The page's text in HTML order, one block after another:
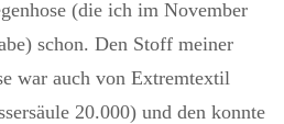
(die ich im November
schon. Den Stoff meiner
war auch von Extremtextil
20.000) und den konnte